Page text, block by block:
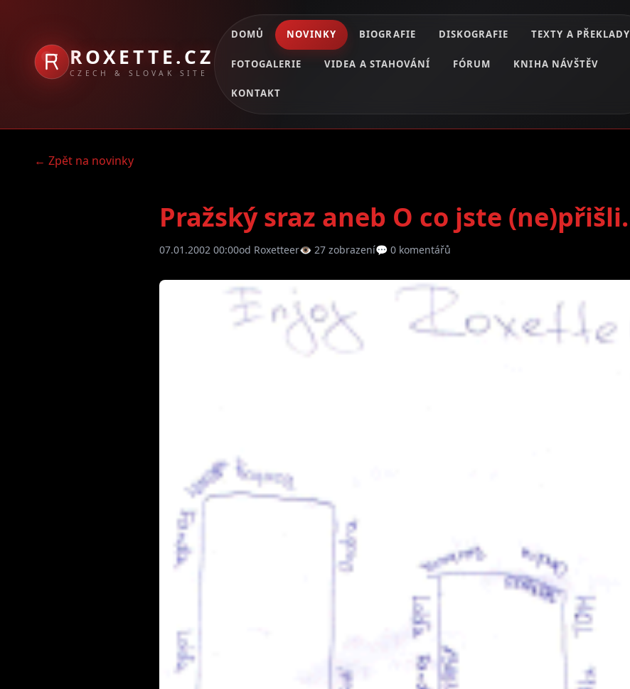
ROXETTE.CZ
CZECH & SLOVAK SITE
DOMŮ NOVINKY BIOGRAFIE DISKOGRAFIE TEXTY A PŘEKLADY
FOTOGALERIE VIDEA A STAHOVÁNÍ FÓRUM KNIHA NÁVŠTĚV
KONTAKT
← Zpět na novinky
Pražský sraz aneb O co jste (ne)přišli.
07.01.2002 00:00od Roxetteer👁 27 zobrazení💬 0 komentářů